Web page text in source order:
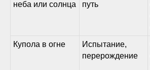
неба или солнца
путь
Купола в огне
Испытание,
перерождение